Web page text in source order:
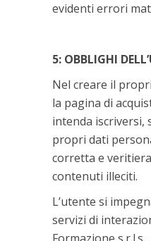
evidenti errori
5: OBBLIGHI
Nel creare il
la pagina di
intenda iscriversi,
propri dati
corretta e
contenuti illeciti.
L’utente si
servizi di